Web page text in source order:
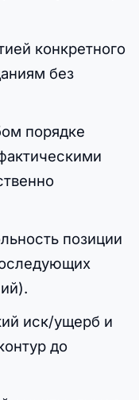
конкретного
без
порядке
позиции
иск/ущерб и
до